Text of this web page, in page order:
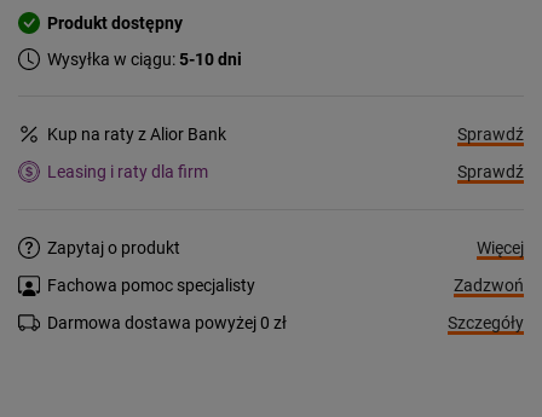
Produkt dostępny
Wysyłka w ciągu:5-10 dni
Kup na raty z Alior Bank
Sprawdź
Leasing i raty dla firm
Sprawdź
Zapytaj o produkt
Więcej
Fachowa pomoc specjalisty
Zadzwoń
Darmowa dostawa powyżej 0 zł
Szczegóły